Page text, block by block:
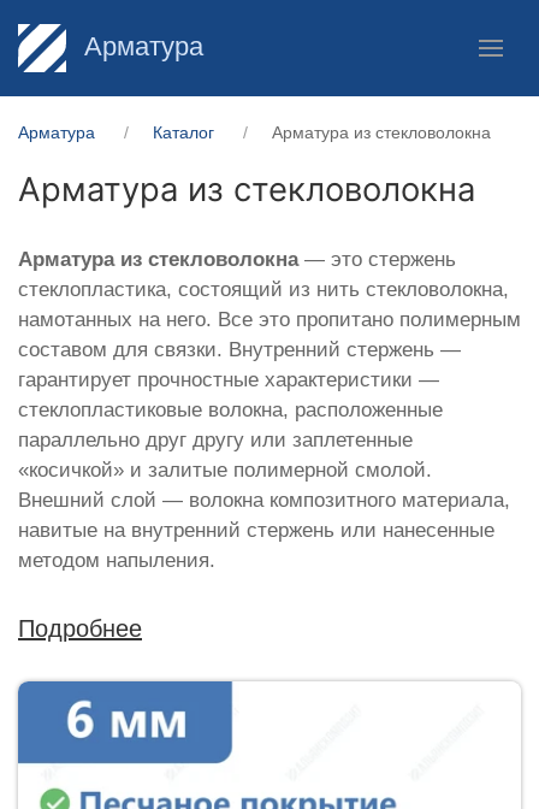
Арматура
Арматура Каталог Арматура из стекловолокна
Арматура из стекловолокна
Арматура из стекловолокна— это стержень
стеклопластика, состоящий из нить стекловолокна,
намотанных на него. Все это пропитано полимерным
составом для связки. Внутренний стержень —
гарантирует прочностные характеристики —
стеклопластиковые волокна, расположенные
параллельно друг другу или заплетенные
«косичкой» и залитые полимерной смолой.
Внешний слой — волокна композитного материала,
навитые на внутренний стержень или нанесенные
методом напыления.
Подробнее